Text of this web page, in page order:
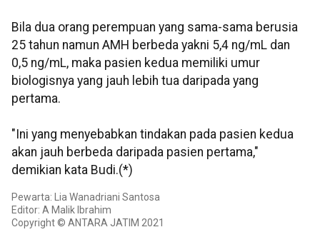
Bila dua orang perempuan yang sama-sama berusia
25 tahun namun AMH berbeda yakni 5,4 ng/mL dan
0,5 ng/mL, maka pasien kedua memiliki umur
biologisnya yang jauh lebih tua daripada yang
pertama.
"Ini yang menyebabkan tindakan pada pasien kedua
akan jauh berbeda daripada pasien pertama,"
demikian kata Budi.(*)
Pewarta: Lia Wanadriani Santosa
Editor: A Malik Ibrahim
Copyright © ANTARA JATIM 2021